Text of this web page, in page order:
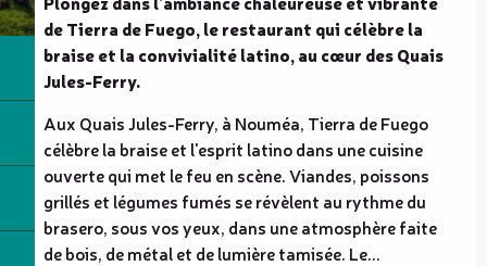
de Tierra de Fuego, le restaurant qui célèbre la
braise et la convivialité latino, au cœur des Quais
Jules-Ferry.
Aux Quais Jules-Ferry, à Nouméa, Tierra de Fuego
célèbre la braise et l'esprit latino dans une cuisine
ouverte qui met le feu en scène. Viandes, poissons
grillés et légumes fumés se révèlent au rythme du
brasero, sous vos yeux, dans une atmosphère faite
de bois, de métal et de lumière tamisée. Le...